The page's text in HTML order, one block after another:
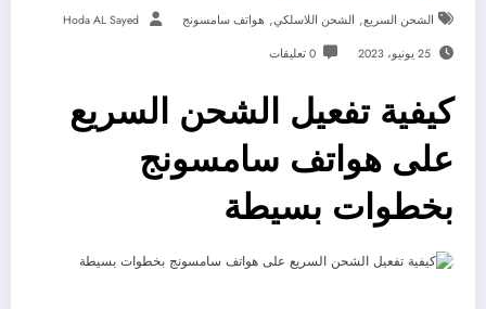
الشحن السريع, الشحن اللاسلكي, هواتف سامسونج Hoda AL Sayed
25 يونيو، 2023 0 تعليقات
كيفية تفعيل الشحن السريع
على هواتف سامسونج
بخطوات بسيطة